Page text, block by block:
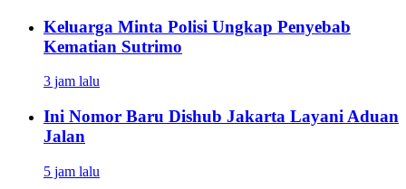
Keluarga Minta Polisi Ungkap Penyebab
Kematian Sutrimo
3 jam lalu
Ini Nomor Baru Dishub Jakarta Layani Aduan
Jalan
5 jam lalu